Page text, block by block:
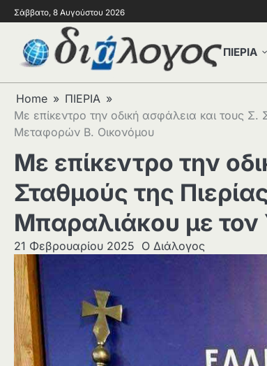
Σάββατο, 8 Αυγούστου 2026
ΠΙΕΡΙΑ
Home
ΠΙΕΡΙΑ
Με επίκεντρο την οδική ασφάλεια και τους
Μεταφορών Β. Οικονόμου
Με επίκεντρο την
Σταθμούς της
Μπαραλιάκου με
21 Φεβρουαρίου 2025 Ο Διάλογος